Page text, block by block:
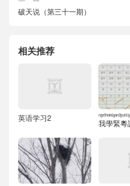
破天说（第三十一期）
相关推荐
英语学习2
我
ngo5
學
hok6
緊
gan2
粵
jyut6